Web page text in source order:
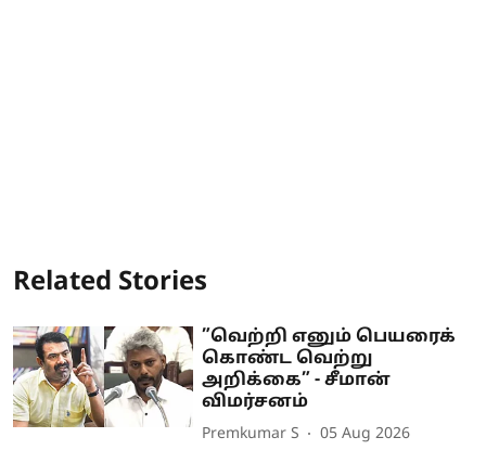
Related Stories
”வெற்றி எனும் பெயரைக்
கொண்ட வெற்று
அறிக்கை” - சீமான்
விமர்சனம்
Premkumar S 05 Aug 2026